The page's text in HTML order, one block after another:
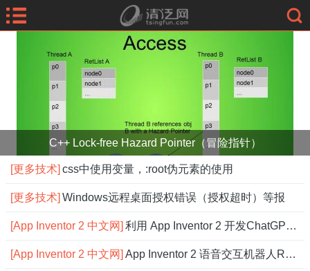
C++ Lock-free Hazard Pointer（冒险指针）
[更多技术] css中使用变量，:root伪元素的使用
[更多技术] Windows远程桌面授权错误（授权超时）等报
[App Inventor 2 中文网] 利用 App Inventor 2 开发ChatGPT应用
[App Inventor 2 中文网] App Inventor 2 语音交互机器人Robot，